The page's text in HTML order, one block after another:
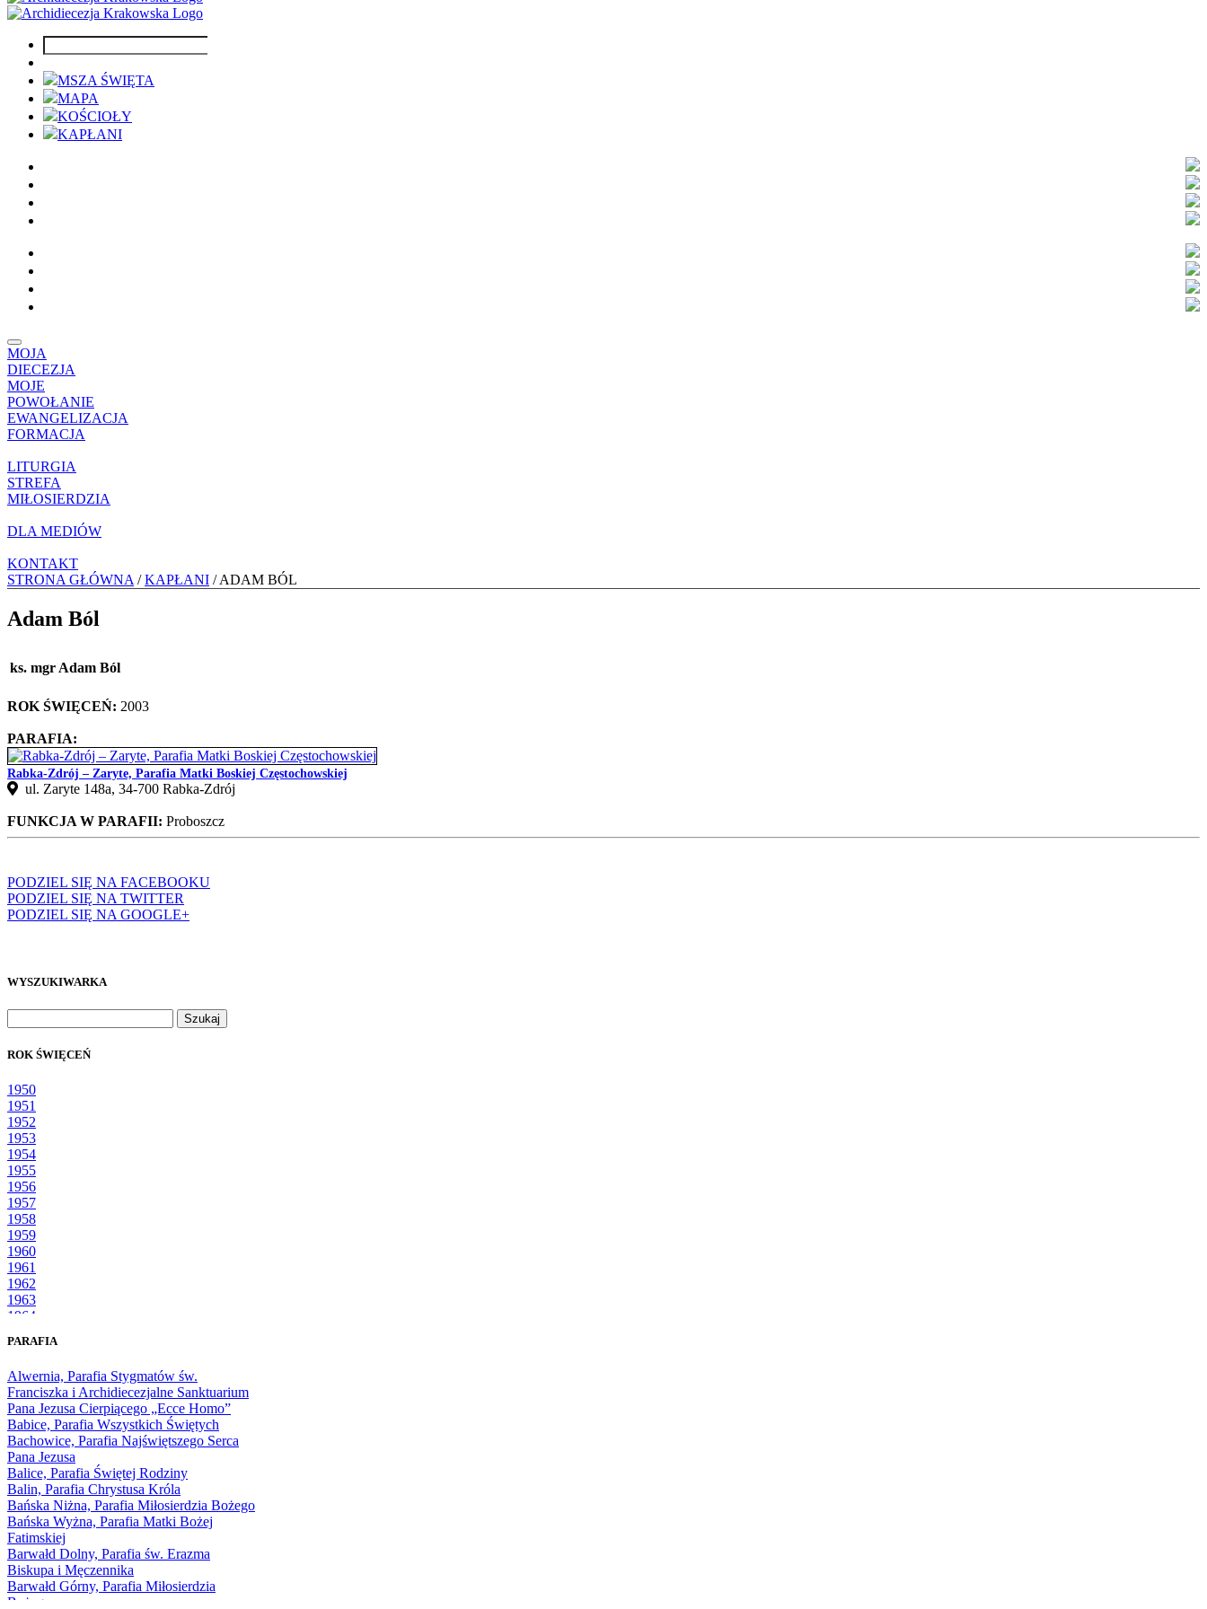
MSZA ŚWIĘTA
MAPA
KOŚCIOŁY
KAPŁANI
MOJA
DIECEZJA
MOJE
POWOŁANIE
EWANGELIZACJA
FORMACJA
LITURGIA
STREFA
MIŁOSIERDZIA
DLA MEDIÓW
KONTAKT
STRONA GŁÓWNA /KAPŁANI / ADAM BÓL
Adam Ból
ks. mgr Adam Ból
ROK ŚWIĘCEŃ: 2003
PARAFIA:
Rabka-Zdrój – Zaryte, Parafia Matki Boskiej Częstochowskiej
ul. Zaryte 148a, 34-700 Rabka-Zdrój
FUNKCJA W PARAFII: Proboszcz
PODZIEL SIĘ NA FACEBOOKU
PODZIEL SIĘ NA TWITTER
PODZIEL SIĘ NA GOOGLE+
WYSZUKIWARKA
ROK ŚWIĘCEŃ
1950
1951
1952
1953
1954
1955
1956
1957
1958
1959
1960
1961
1962
1963
1964
1966
1968
1969
1970
1971
1972
1973
1974
1975
1976
1977
1978
1979
1980
1981
PARAFIA
Alwernia, Parafia Stygmatów św.
Franciszka i Archidiecezjalne Sanktuarium
Pana Jezusa Cierpiącego „Ecce Homo”
Babice, Parafia Wszystkich Świętych
Bachowice, Parafia Najświętszego Serca
Pana Jezusa
Balice, Parafia Świętej Rodziny
Balin, Parafia Chrystusa Króla
Bańska Niżna, Parafia Miłosierdzia Bożego
Bańska Wyżna, Parafia Matki Bożej
Fatimskiej
Barwałd Dolny, Parafia św. Erazma
Biskupa i Męczennika
Barwałd Górny, Parafia Miłosierdzia
Bożego